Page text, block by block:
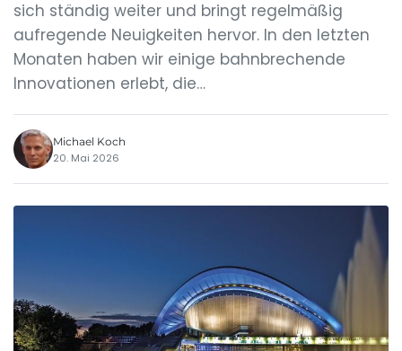
sich ständig weiter und bringt regelmäßig
aufregende Neuigkeiten hervor. In den letzten
Monaten haben wir einige bahnbrechende
Innovationen erlebt, die…
Michael Koch
20. Mai 2026